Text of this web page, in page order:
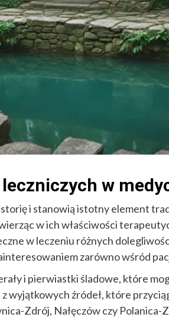
w
i stanowią istotny element
w ich właściwości
w leczeniu różnych
zarówno wśród
i pierwiastki śladowe, które
wyjątkowych źródeł, które
Zdrój, Nałęczów czy Polanica-